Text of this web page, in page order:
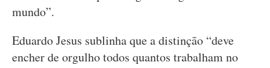
mundo”.
Eduardo Jesus sublinha que a distinção “deve
encher de orgulho todos quantos trabalham no